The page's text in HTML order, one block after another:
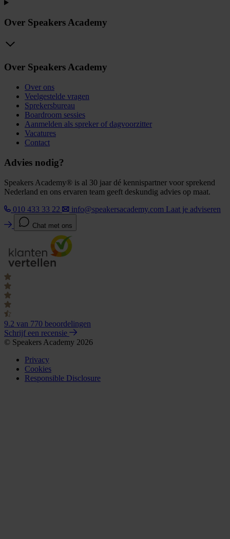
Over Speakers Academy
Over Speakers Academy
Over ons
Veelgestelde vragen
Sprekersbureau
Boardroom sessies
Aanmelden als spreker of dagvoorzitter
Vacatures
Contact
Advies nodig?
Speakers Academy® is al 30 jaar dé kennispartner voor sprekend
Nederland en ons ervaren team geeft deskundig advies op maat.
010 433 33 22
info@speakersacademy.com Laat je adviseren
Chat met ons
9.2 van 770 beoordelingen
Schrijf een recensie
© Speakers Academy 2026
Privacy
Cookies
Responsible Disclosure